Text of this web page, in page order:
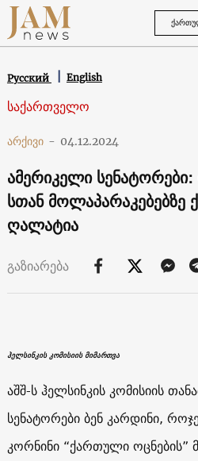
Русский English
საქართველო
არქივი - 04.12.2024
ამერიკელი
სთან
ღალატია
გაზიარება
ჰელსინკის კომისიის მიმართვა
აშშ-ს ჰელსინკის კომისიის
სენატორები ბენ კარდინი,
კორნინი “ქართული ოცნების”